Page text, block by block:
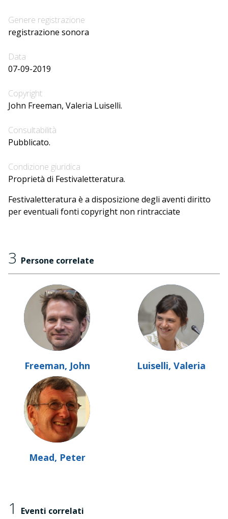
Genere registrazione
registrazione sonora
Data
07-09-2019
Copyright
John Freeman, Valeria Luiselli.
Consultabilità
Pubblicato.
Condizione giuridica
Proprietà di Festivaletteratura.
Festivaletteratura è a disposizione degli aventi diritto
per eventuali fonti copyright non rintracciate
3 Persone correlate
Freeman, John Luiselli, Valeria
Mead, Peter
1 Eventi correlati